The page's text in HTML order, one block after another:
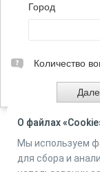
Город
Количество
О файлах
Мы используем
для сбора и